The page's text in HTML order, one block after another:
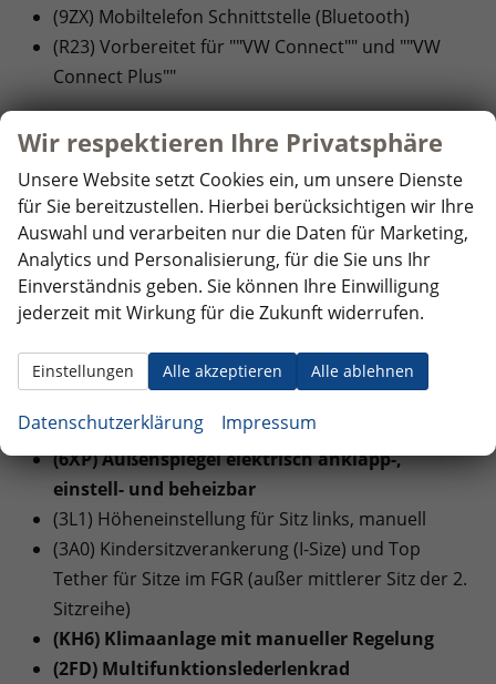
(9ZX) Mobiltelefon Schnittstelle (Bluetooth)
(R23) Vorbereitet für ""VW Connect"" und ""VW
Connect Plus""
SICHERHEIT:
(EM2) Ablenkungs- und Müdigkeitserkennung
(4UF) Airbags für Fahrer und Beifahrer, mit
Beifahrer-Airbag-Deaktivierung
(8J3) Notbremsassistent ""Front Assist"" mit
Fußgänger- und Radfahrererkennung
(6C6) Seiten- und Kopfairbag für Fahrer und
hinten und Mittenairbag vorn
INNENAUSSTATTUNG UND KOMFORT:
(6XP) Außenspiegel elektrisch anklapp-,
einstell- und beheizbar
(3L1) Höheneinstellung für Sitz links, manuell
(3A0) Kindersitzverankerung (I-Size) und Top
Tether für Sitze im FGR (außer mittlerer Sitz der 2.
Sitzreihe)
(KH6) Klimaanlage mit manueller Regelung
(2FD) Multifunktionslederlenkrad
Wir respektieren Ihre Privatsphäre
Unsere Website setzt Cookies ein, um unsere Dienste
für Sie bereitzustellen. Hierbei berücksichtigen wir Ihre
Auswahl und verarbeiten nur die Daten für Marketing,
Analytics und Personalisierung, für die Sie uns Ihr
Einverständnis geben. Sie können Ihre Einwilligung
jederzeit mit Wirkung für die Zukunft widerrufen.
Alle akzeptieren Alle ablehnen
Einstellungen
Datenschutzerklärung Impressum